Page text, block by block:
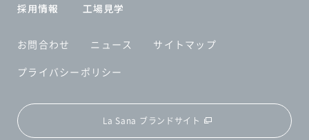
採用情報 工場見学
お問合わせ ニュース
サイトマップ
プライバシーポリシー
La Sana ブランドサイト